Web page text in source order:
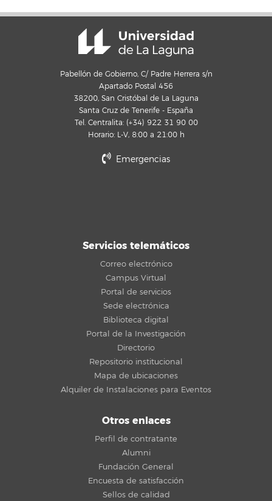
Pabellón de Gobierno, C/ Padre Herrera s/n
Apartado Postal 456
38200, San Cristóbal de La Laguna
Santa Cruz de Tenerife - España
Tel. Centralita: (+34) 922 31 90 00
Horario: L-V, 8:00 a 21:00 h
Emergencias
Servicios telemáticos
Correo electrónico
Campus Virtual
Portal de servicios
Sede electrónica
Biblioteca digital
Portal de la Investigación
Directorio
Repositorio institucional
Mapa de ubicaciones
Alquiler de Instalaciones para Eventos
Otros enlaces
Perfil de contratante
Alumni
Fundación General
Encuesta de satisfacción
Sellos de calidad